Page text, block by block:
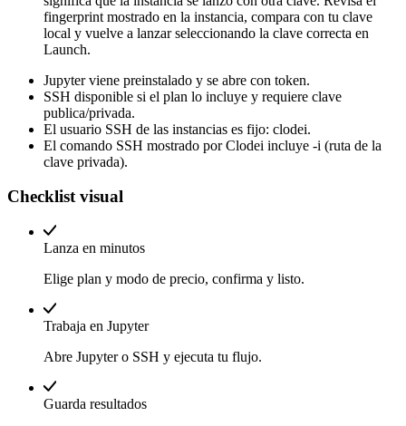
fingerprint mostrado en la instancia, compara con tu clave
local y vuelve a lanzar seleccionando la clave correcta en
Launch.
Jupyter viene preinstalado y se abre con token.
SSH disponible si el plan lo incluye y requiere clave
publica/privada.
El usuario SSH de las instancias es fijo: clodei.
El comando SSH mostrado por Clodei incluye -i (ruta de la
clave privada).
Checklist visual
Lanza en minutos
Elige plan y modo de precio, confirma y listo.
Trabaja en Jupyter
Abre Jupyter o SSH y ejecuta tu flujo.
Guarda resultados